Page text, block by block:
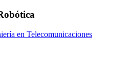
en Telecomunicaciones